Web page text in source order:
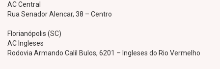
AC Central
Rua Senador Alencar, 38 – Centro
Florianópolis (SC)
AC Ingleses
Rodovia Armando Calil Bulos, 6201 – Ingleses do Rio Vermelho